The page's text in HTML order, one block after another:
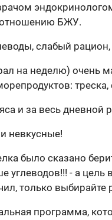
БЖУ.
слабый
на неделю) очень
и за весь дневной
невкусные!
было сказано
углеводов!!! - а
только выбирайте
программа,